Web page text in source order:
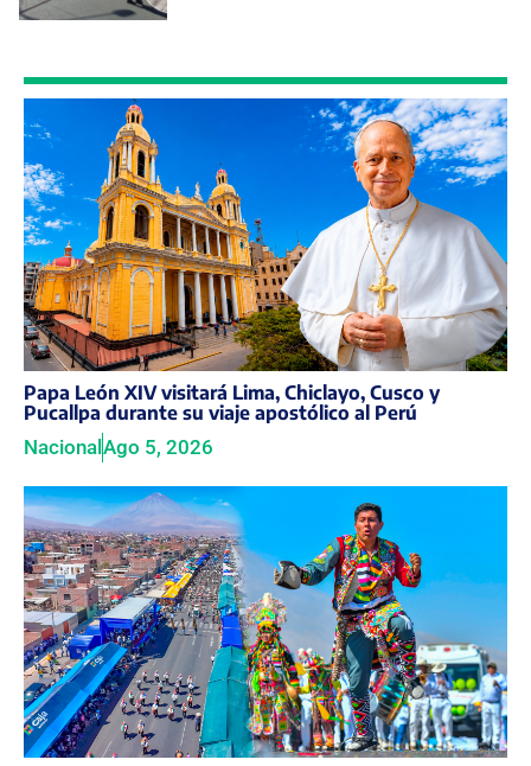
Papa León XIV visitará Lima, Chiclayo, Cusco y
Pucallpa durante su viaje apostólico al Perú
NacionalAgo 5, 2026